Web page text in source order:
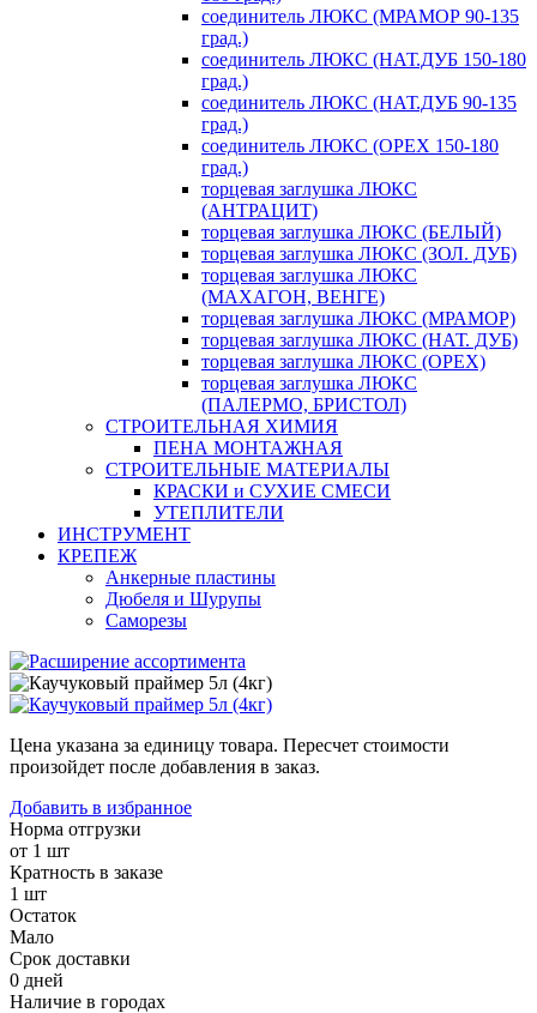
соединитель ЛЮКС (МРАМОР 90-135
град.)
соединитель ЛЮКС (НАТ.ДУБ 150-180
град.)
соединитель ЛЮКС (НАТ.ДУБ 90-135
град.)
соединитель ЛЮКС (ОРЕХ 150-180
град.)
торцевая заглушка ЛЮКС
(АНТРАЦИТ)
торцевая заглушка ЛЮКС (БЕЛЫЙ)
торцевая заглушка ЛЮКС (ЗОЛ. ДУБ)
торцевая заглушка ЛЮКС
(МАХАГОН, ВЕНГЕ)
торцевая заглушка ЛЮКС (МРАМОР)
торцевая заглушка ЛЮКС (НАТ. ДУБ)
торцевая заглушка ЛЮКС (ОРЕХ)
торцевая заглушка ЛЮКС
(ПАЛЕРМО, БРИСТОЛ)
СТРОИТЕЛЬНАЯ ХИМИЯ
ПЕНА МОНТАЖНАЯ
СТРОИТЕЛЬНЫЕ МАТЕРИАЛЫ
КРАСКИ и СУХИЕ СМЕСИ
УТЕПЛИТЕЛИ
ИНСТРУМЕНТ
КРЕПЕЖ
Анкерные пластины
Дюбеля и Шурупы
Саморезы
Цена указана за единицу товара. Пересчет стоимости
произойдет после добавления в заказ.
Добавить в избранное
Норма отгрузки
от 1 шт
Кратность в заказе
1 шт
Остаток
Мало
Срок доставки
0 дней
Наличие в городах